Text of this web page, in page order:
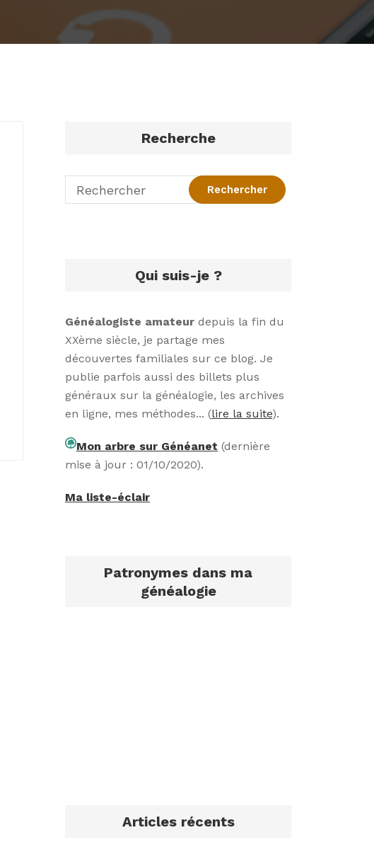
Recherche
Qui suis-je ?
Généalogiste amateur depuis la fin du
XXème siècle, je partage mes
découvertes familiales sur ce blog. Je
publie parfois aussi des billets plus
généraux sur la généalogie, les archives
en ligne, mes méthodes... (lire la suite).
Mon arbre sur Généanet (dernière
mise à jour : 01/10/2020).
Ma liste-éclair
Patronymes dans ma
généalogie
Articles récents